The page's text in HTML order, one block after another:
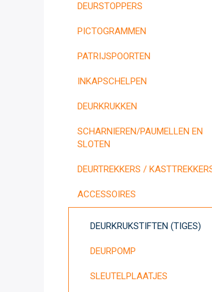
DEURSTOPPERS
PICTOGRAMMEN
PATRIJSPOORTEN
INKAPSCHELPEN
DEURKRUKKEN
SCHARNIEREN/PAUMELLEN EN
SLOTEN
DEURTREKKERS /
ACCESSOIRES
DEURKRUKSTIFTEN (TIGES)
DEURPOMP
SLEUTELPLAATJES